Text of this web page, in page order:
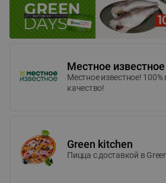
Местное известное
Местное известное! 100%
качество!
Green kitchen
Пицца c доставкой в